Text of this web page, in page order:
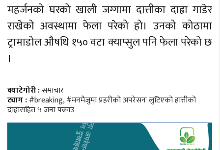
महर्जनको घरको खाली जग्गामा दात्तीका दाह्रा गाडेर
राखेको अवस्थामा फेला परेको हो। उनको कोठामा
ट्रामाडोल औषधि १५० वटा क्याप्सुल पनि फेला परेको छ
।
क्याटेगोरी :समाचार
ट्याग :#breaking,#मनमैजुमा प्रहरीको अपरेसनः लुटिएको हात्तीको
दाह्रासहित ५ जना पक्राउ